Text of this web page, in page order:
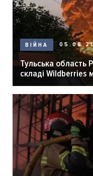
ВІЙНА
Тульська область
складі